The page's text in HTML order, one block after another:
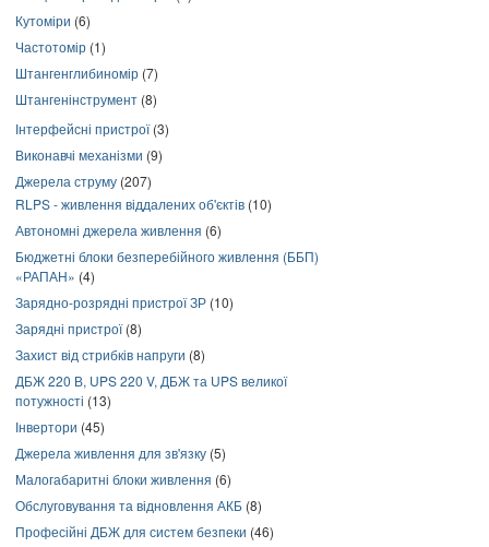
Кутоміри (6)
Частотомір (1)
Штангенглибиномір (7)
Штангенінструмент (8)
Інтерфейсні пристрої(3)
Виконавчі механізми (9)
Джерела струму (207)
RLPS - живлення віддалених об'єктів (10)
Автономні джерела живлення (6)
Бюджетні блоки безперебійного живлення (ББП)
«РАПАН» (4)
Зарядно-розрядні пристрої ЗР (10)
Зарядні пристрої(8)
Захист від стрибків напруги (8)
ДБЖ 220 В, UPS 220 V, ДБЖ та UPS великої
потужності (13)
Інвертори (45)
Джерела живлення для зв'язку (5)
Малогабаритні блоки живлення (6)
Обслуговування та відновлення АКБ (8)
Професійні ДБЖ для систем безпеки (46)